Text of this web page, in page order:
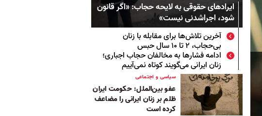
ایرادهای حقوقی به لایحه حجاب: «اگر قانون
شود، اجراشدنی نیست»
آخرین تلاش‌ها برای مقابله با زنان
بی‌حجاب، ۲ تا ۱۰ سال حبس
ادامه فشارها به مخالفان حجاب اجباری؛
زنان ایرانی می‌گویند کوتاه نمی‌آییم
سیاسی و اجتماعی
عفو بین‌الملل: حکومت ایران
ظلم بر زنان ایرانی را مضاعف
کرده است